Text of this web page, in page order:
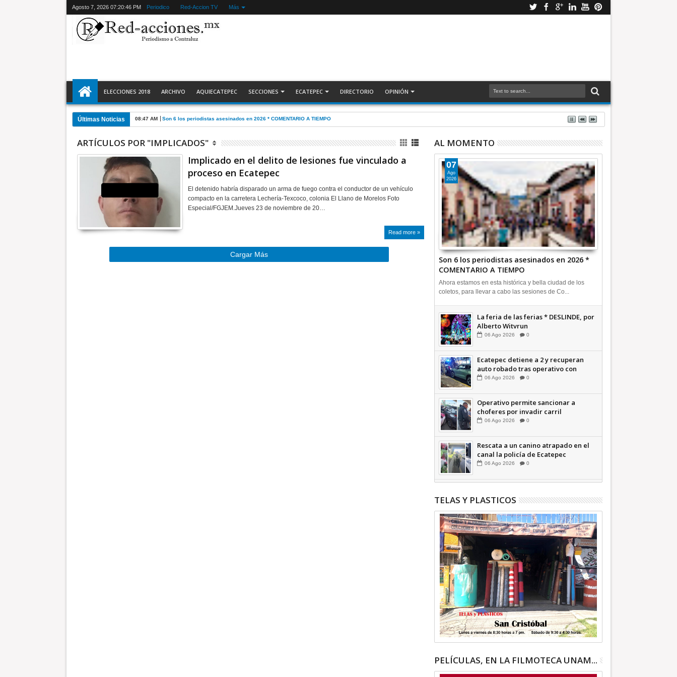
Agosto 7, 2026 07:20:47 PM Periodico Red-Accion TV Más
ELECCIONES 2018 ARCHIVO AQUIECATEPEC SECCIONES ECATEPEC DIRECTORIO OPINIÓN
Últimas Noticias 08:47 AM Son 6 los periodistas asesinados en 2026 * COMENTARIO A TIEMPO
ARTÍCULOS POR "IMPLICADOS"
Implicado en el delito de lesiones fue vinculado a
proceso en Ecatepec
El detenido habría disparado un arma de fuego contra el conductor de un vehículo
compacto en la carretera Lechería-Texcoco, colonia El Llano de Morelos Foto
Especial/FGJEM.Jueves 23 de noviembre de 20…
Read more »
Cargar Más
AL MOMENTO
Son 6 los periodistas asesinados en 2026 *
COMENTARIO A TIEMPO
07
Ago
2026
Ahora estamos en esta histórica y bella ciudad de los
coletos, para llevar a cabo las sesiones de Co...
La feria de las ferias * DESLINDE, por
Alberto Witvrun
06 Ago 2026 0
Ecatepec detiene a 2 y recuperan
auto robado tras operativo con
Tecámac +Video | INFORMATIVA
06 Ago 2026 0
Operativo permite sancionar a
choferes por invadir carril
confinado: Ecatepec +Video |
06 Ago 2026 0
Rescata a un canino atrapado en el
canal la policía de Ecatepec
INFORMATIVA
06 Ago 2026 0
TELAS Y PLASTICOS
PELÍCULAS, EN LA FILMOTECA UNAM...